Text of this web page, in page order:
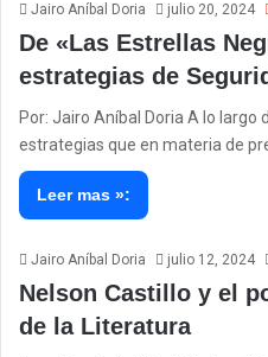
Jairo Aníbal Doria julio 20, 2024
De «Las Estrellas
estrategias de
Por: Jairo Aníbal Doria A lo largo
estrategias que en materia de
Leer mas »:
Jairo Aníbal Doria julio 12, 2024
Nelson Castillo y el
de la Literatura